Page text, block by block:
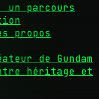
parcours
propos
de Gundam
héritage et